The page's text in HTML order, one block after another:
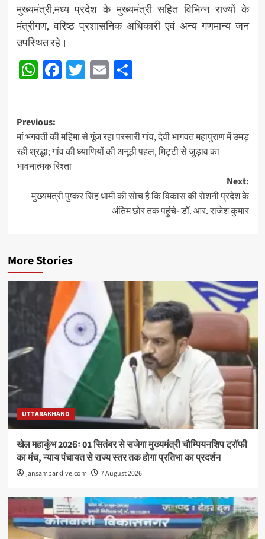
मुख्यमंत्री,मध्य प्रदेश के मुख्यमंत्री सहित विभिन्न राज्यों के
मंत्रीगण, वरिष्ठ प्रशासनिक अधिकारी एवं अन्य गणमान्य जन
उपस्थित रहे।
WhatsApp
Facebook
Twitter
EmailShare
Post
navigation
Previous:
मां भगवती की महिमा से गूंज रहा परसारी गांव, देवी भागवत महापुराण में उमड़
रही श्रद्धा; गांव की ध्याणियों की अनूठी पहल, मिट्टी से जुड़ाव का
भावनात्मक रिश्ता
Next:
मुख्यमंत्री पुष्कर सिंह धामी की सोच है कि विकास की रोशनी प्रदेश के
अंतिम छोर तक पहुंचे- डॉ. आर. राजेश कुमार
More Stories
UTTARAKHAND
खेल महाकुंभ 2026ः 01 सितंबर से सजेगा मुख्यमंत्री चौम्पियनशिप ट्रॉफी
का मंच, न्याय पंचायत से राज्य स्तर तक होगा प्रतिभा का प्रदर्शन
jansamparklive.com 7 August 2026